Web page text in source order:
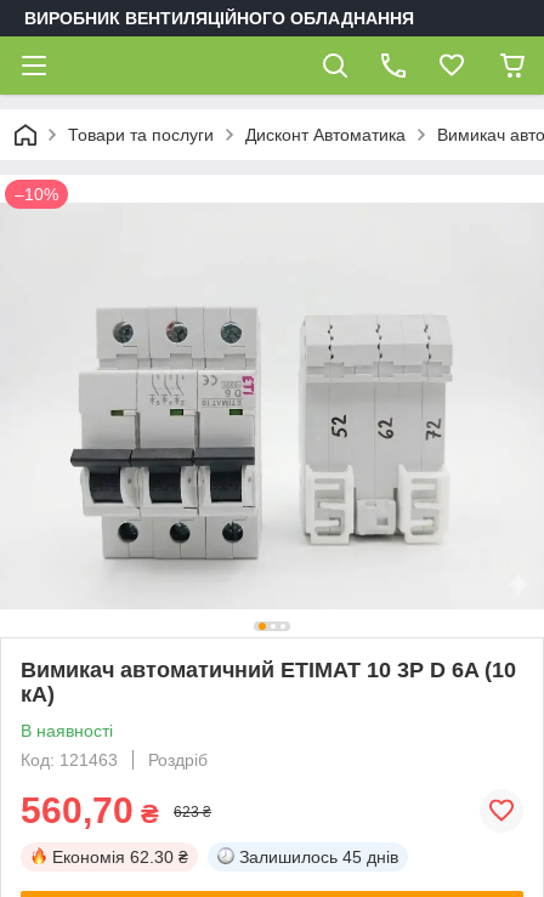
ВИРОБНИК ВЕНТИЛЯЦІЙНОГО ОБЛАДНАННЯ
Товари та послуги Дисконт Автоматика Вимикач
–10%
Вимикач автоматичний ETIMAT 10 3P D 6A (10
кА)
В наявності
Код: 121463
Роздріб
560,70 ₴ 623 ₴
Економія 62.30 ₴ Залишилось 45 днів